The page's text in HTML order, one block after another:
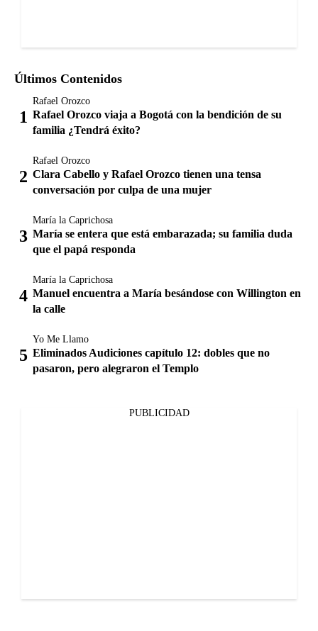
Últimos Contenidos
Rafael Orozco
Rafael Orozco viaja a Bogotá con la bendición de su
familia ¿Tendrá éxito?
Rafael Orozco
Clara Cabello y Rafael Orozco tienen una tensa
conversación por culpa de una mujer
María la Caprichosa
María se entera que está embarazada; su familia duda
que el papá responda
María la Caprichosa
Manuel encuentra a María besándose con Willington en
la calle
Yo Me Llamo
Eliminados Audiciones capítulo 12: dobles que no
pasaron, pero alegraron el Templo
PUBLICIDAD